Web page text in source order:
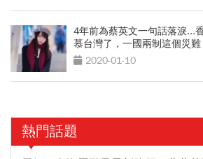
4年前為蔡英文一句話落淚...
慕台灣了，一國兩制這個災
2020-01-10
熱門話題